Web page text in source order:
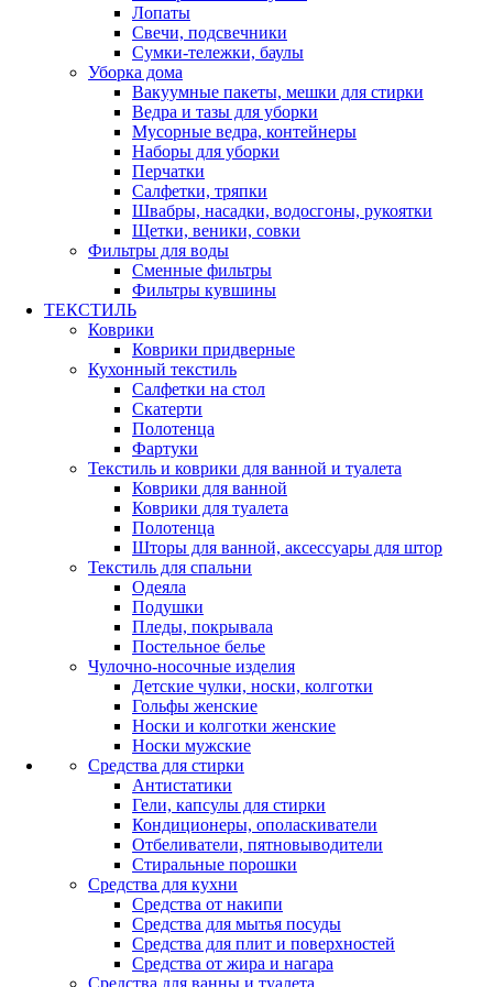
Лопаты
Свечи, подсвечники
Сумки-тележки, баулы
Уборка дома
Вакуумные пакеты, мешки для стирки
Ведра и тазы для уборки
Мусорные ведра, контейнеры
Наборы для уборки
Перчатки
Салфетки, тряпки
Швабры, насадки, водосгоны, рукоятки
Щетки, веники, совки
Фильтры для воды
Сменные фильтры
Фильтры кувшины
ТЕКСТИЛЬ
Коврики
Коврики придверные
Кухонный текстиль
Салфетки на стол
Скатерти
Полотенца
Фартуки
Текстиль и коврики для ванной и туалета
Коврики для ванной
Коврики для туалета
Полотенца
Шторы для ванной, аксессуары для штор
Текстиль для спальни
Одеяла
Подушки
Пледы, покрывала
Постельное белье
Чулочно-носочные изделия
Детские чулки, носки, колготки
Гольфы женские
Носки и колготки женские
Носки мужские
Средства для стирки
Антистатики
Гели, капсулы для стирки
Кондиционеры, ополаскиватели
Отбеливатели, пятновыводители
Стиральные порошки
Средства для кухни
Средства от накипи
Средства для мытья посуды
Средства для плит и поверхностей
Средства от жира и нагара
Средства для ванны и туалета